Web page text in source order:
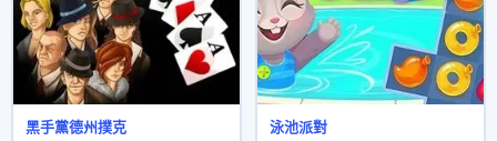
黑手黨德州撲克 泳池派對